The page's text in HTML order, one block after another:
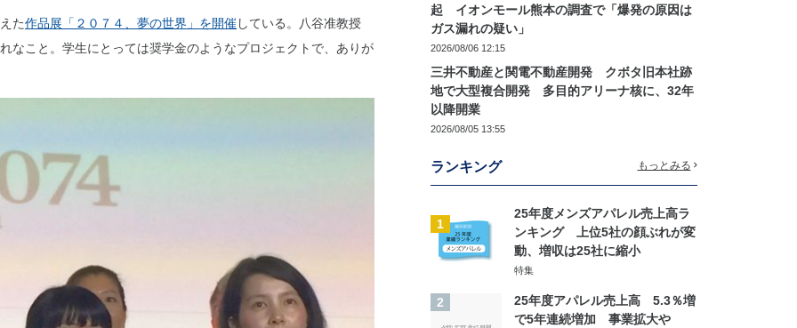
た作品展「２０７４、夢の世界」を開催している。八谷准教授
なこと。学生にとっては奨学金のようなプロジェクトで、ありが
起 イオンモール熊本の調査で「爆発の原因は
ガス漏れの疑い」
2026/08/06 12:15
三井不動産と関電不動産開発 クボタ旧本社跡
地で大型複合開発 多目的アリーナ核に、32年
以降開業
2026/08/05 13:55
ランキング もっとみる
1
25年度メンズアパレル売上高ラ
ンキング 上位5社の顔ぶれが変
動、増収は25社に縮小
特集
2
25年度アパレル売上高 5.3％増
で5年連続増加 事業拡大や